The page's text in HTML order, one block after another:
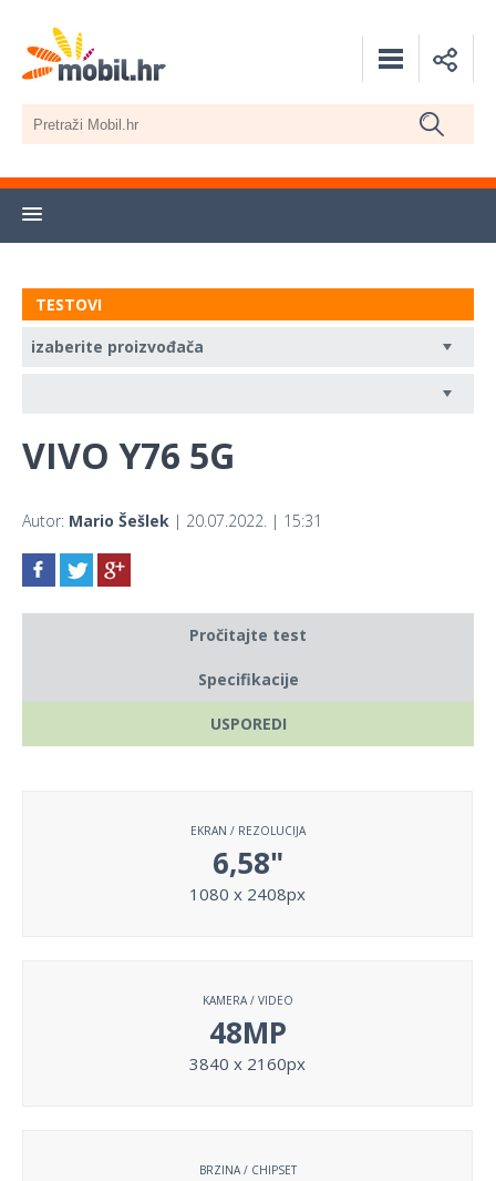
TESTOVI
VIVO Y76 5G
Autor: Mario Šešlek | 20.07.2022. | 15:31
Pročitajte test
Specifikacije
USPOREDI
EKRAN / REZOLUCIJA
6,58"
1080 x 2408px
KAMERA / VIDEO
48MP
3840 x 2160px
BRZINA / CHIPSET